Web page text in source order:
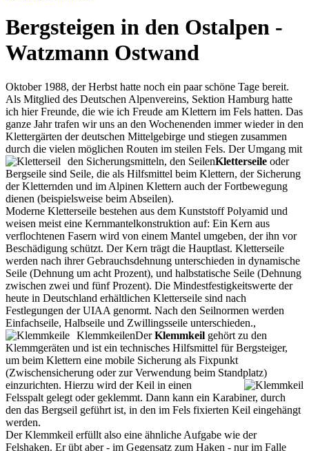
Bergsteigen in den Ostalpen -
Watzmann Ostwand
Oktober 1988, der Herbst hatte noch ein paar schöne Tage bereit.
Als Mitglied des Deutschen Alpenvereins, Sektion Hamburg hatte
ich hier Freunde, die wie ich Freude am Klettern im Fels hatten. Das
ganze Jahr trafen wir uns an den Wochenenden immer wieder in den
Klettergärten der deutschen Mittelgebirge und stiegen zusammen
durch die vielen möglichen Routen im steilen Fels. Der Umgang mit
den Sicherungsmitteln, den SeilenKletterseile oder
Bergseile sind Seile, die als Hilfsmittel beim Klettern, der Sicherung
der Kletternden und im Alpinen Klettern auch der Fortbewegung
dienen (beispielsweise beim Abseilen).
Moderne Kletterseile bestehen aus dem Kunststoff Polyamid und
weisen meist eine Kernmantelkonstruktion auf: Ein Kern aus
verflochtenen Fasern wird von einem Mantel umgeben, der ihn vor
Beschädigung schützt. Der Kern trägt die Hauptlast. Kletterseile
werden nach ihrer Gebrauchsdehnung unterschieden in dynamische
Seile (Dehnung um acht Prozent), und halbstatische Seile (Dehnung
zwischen zwei und fünf Prozent). Die Mindestfestigkeitswerte der
heute in Deutschland erhältlichen Kletterseile sind nach
Festlegungen der UIAA genormt. Nach den Seilnormen werden
Einfachseile, Halbseile und Zwillingsseile unterschieden.,
KlemmkeilenDerKlemmkeil gehört zu den
Klemmgeräten und ist ein technisches Hilfsmittel für Bergsteiger,
um beim Klettern eine mobile Sicherung als Fixpunkt
(Zwischensicherung oder zur Verwendung beim Standplatz)
einzurichten. Hierzu wird der Keil in einen
Felsspalt gelegt oder geklemmt. Dann kann ein Karabiner, durch
den das Bergseil geführt ist, in den im Fels fixierten Keil eingehängt
werden.
Der Klemmkeil erfüllt also eine ähnliche Aufgabe wie der
Felshaken. Er übt aber - im Gegensatz zum Haken - nur im Falle